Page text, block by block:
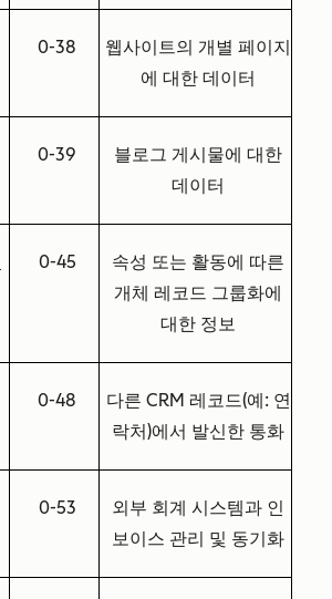
0-38
웹사이트의 개별 페이지
에 대한 데이터
0-39
블로그 게시물에 대한
데이터
0-45
속성 또는 활동에 따른
개체 레코드 그룹화에
대한 정보
0-48
다른 CRM 레코드(예: 연
락처)에서 발신한 통화
0-53
외부 회계 시스템과 인
보이스 관리 및 동기화